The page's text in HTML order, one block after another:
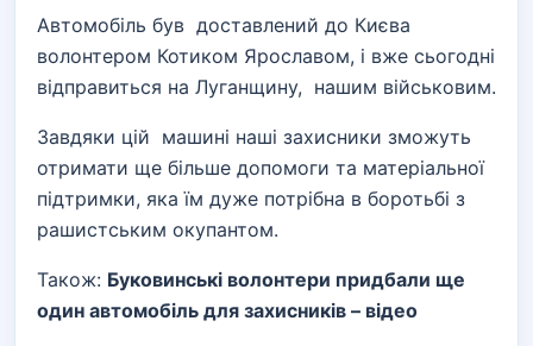
Автомобіль був доставлений до Києва
волонтером Котиком Ярославом, і вже сьогодні
відправиться на Луганщину, нашим військовим.
Завдяки цій машині наші захисники зможуть
отримати ще більше допомоги та матеріальної
підтримки, яка їм дуже потрібна в боротьбі з
рашистським окупантом.
Також: Буковинські волонтери придбали ще
один автомобіль для захисників – відео